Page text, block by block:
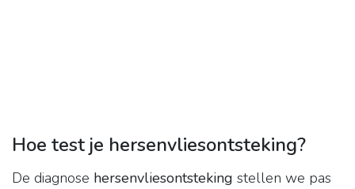
Hoe test je hersenvliesontsteking?
De diagnose hersenvliesontsteking stellen we pas